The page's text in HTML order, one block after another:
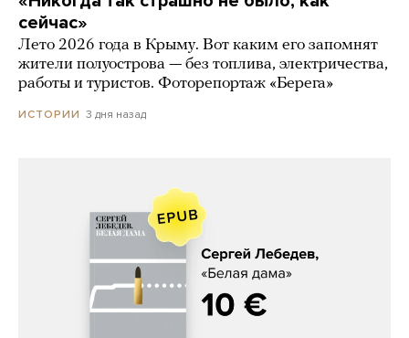
сейчас»
Лето 2026 года в Крыму. Вот каким его запомнят
жители полуострова — без топлива, электричества,
работы и туристов. Фоторепортаж «Берега»
ИСТОРИИ 3 дня назад